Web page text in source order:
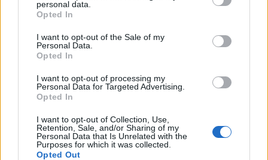
personal data.
Opted In
I want to opt-out of the Sale of my
Personal Data.
Opted In
I want to opt-out of processing my
Personal Data for Targeted Advertising.
Opted In
I want to opt-out of Collection, Use,
Retention, Sale, and/or Sharing of my
Personal Data that Is Unrelated with the
Purposes for which it was collected.
Opted Out
Sportas
Jasikevičiaus vedami
serbus(1)
Sportas
„Challenger“ turnyro
pusfinalį